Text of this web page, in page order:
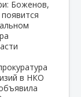
в НКО